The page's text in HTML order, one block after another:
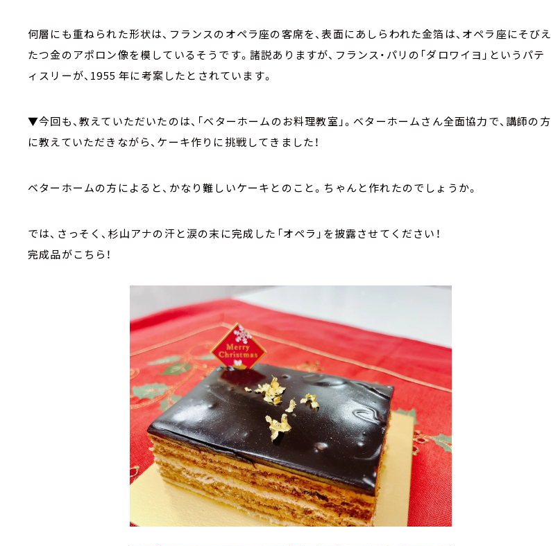
何層にも重ねられた形状は、フランスのオペラ座の客席を、表面にあしらわれた金箔は、オペラ座にそびえ
たつ金のアポロン像を模しているそうです。諸説ありますが、フランス・パリの「ダロワイヨ」というパテ
ィスリーが、1955 年に考案したとされています。
▼今回も、教えていただいたのは、「ベターホームのお料理教室」。ベターホームさん全面協力で、講師の方
に教えていただきながら、ケーキ作りに挑戦してきました！
ベターホームの方によると、かなり難しいケーキとのこと。ちゃんと作れたのでしょうか。
では、さっそく、杉山アナの汗と涙の末に完成した「オペラ」を披露させてください！
完成品がこちら！